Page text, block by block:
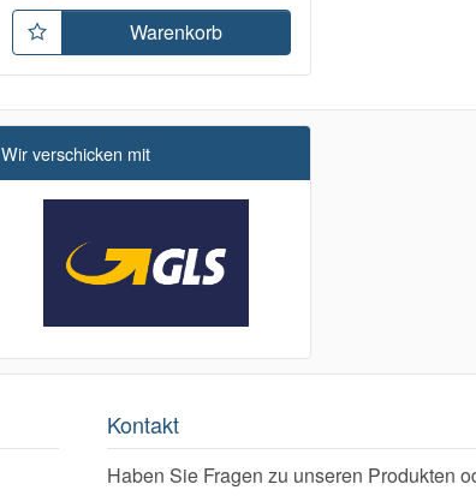
Warenkorb
Wir verschicken mit
Kontakt
Haben Sie Fragen zu unseren Produkten